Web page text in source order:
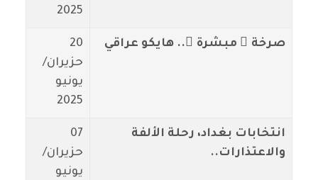
2025
صرخة ٌ مبشرة ٌ.. هايكو عراقي
20
حزيران/
يونيو
2025
انتخابات بغداد، رحلة الألفة
والاعتذارات..
07
حزيران/
يونيو